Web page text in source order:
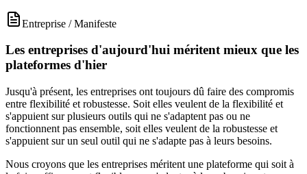
Entreprise /Manifeste
Les entreprises d'aujourd'hui méritent mieux que les
plateformes d'hier
Jusqu'à présent, les entreprises ont toujours dû faire des compromis
entre flexibilité et robustesse. Soit elles veulent de la flexibilité et
s'appuient sur plusieurs outils qui ne s'adaptent pas ou ne
fonctionnent pas ensemble, soit elles veulent de la robustesse et
s'appuient sur un seul outil qui ne s'adapte pas à leurs besoins.
Nous croyons que les entreprises méritent une plateforme qui soit à